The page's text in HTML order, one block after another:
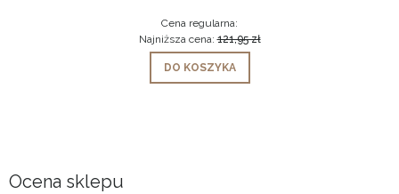
Cena regularna:
Najniższa cena:121,95 zł
DO KOSZYKA
Ocena sklepu